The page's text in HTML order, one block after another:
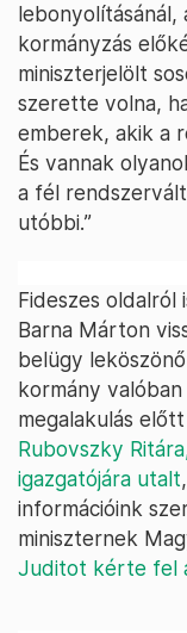
kormányzás
miniszterjelölt
szerette volna,
emberek, akik a
És vannak
a fél
utóbbi.”
Fideszes
Barna Márton
belügy
kormány
megalakulás
Rubovszky
igazgatójára utalt
információink
miniszternek
Juditot kérte fel